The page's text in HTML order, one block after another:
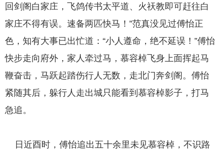
回剑阁白家庄，飞鸽传书太平道、火祆教即可赶往白
家庄不得有误。速备两匹快马！”范真没见过傅怡正
色，知有大事已出忙道：“小人遵命，绝不延误！”傅怡
快步走向府外，家人牵过马，慕容棹飞身上面挥起马
鞭奋击，马跃起踏伤行人无数，走北门奔剑阁。傅怡
紧随其后，躲行人走出城只能看到慕容棹影子，打马
急追。
日近酉时，傅怡追出五十余里未见慕容棹，不识路